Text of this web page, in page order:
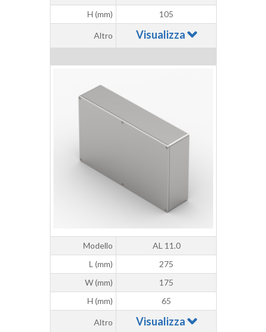
H (mm)
105
Altro Visualizza
Modello
AL 11.0
L (mm)
275
W (mm)
175
H (mm)
65
Altro Visualizza